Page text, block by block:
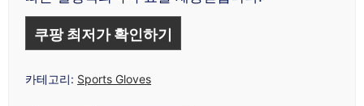
격:
₩20,750.
격:
₩17,490.
쿠팡 최저가 확인하기
카테고리: Sports Gloves